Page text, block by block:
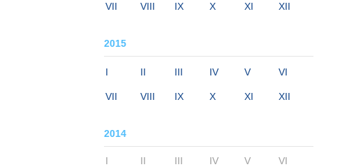
VII VIII IX X XI XII
2015
I II III IV V VI
VII VIII IX X XI XII
2014
I II III IV V VI